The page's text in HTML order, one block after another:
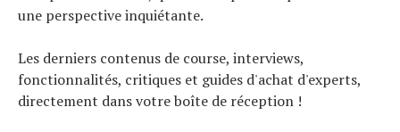
une perspective inquiétante.
Les derniers contenus de course, interviews,
fonctionnalités, critiques et guides d'achat d'experts,
directement dans votre boîte de réception !